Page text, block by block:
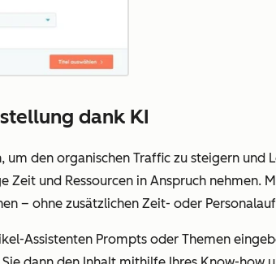
dank KI
den organischen Traffic zu steigern und
Zeit und Ressourcen in Anspruch nehmen.
– ohne zusätzlichen Zeit- oder
Assistenten Prompts oder Themen